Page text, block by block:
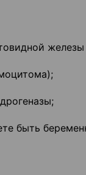
железы
быть